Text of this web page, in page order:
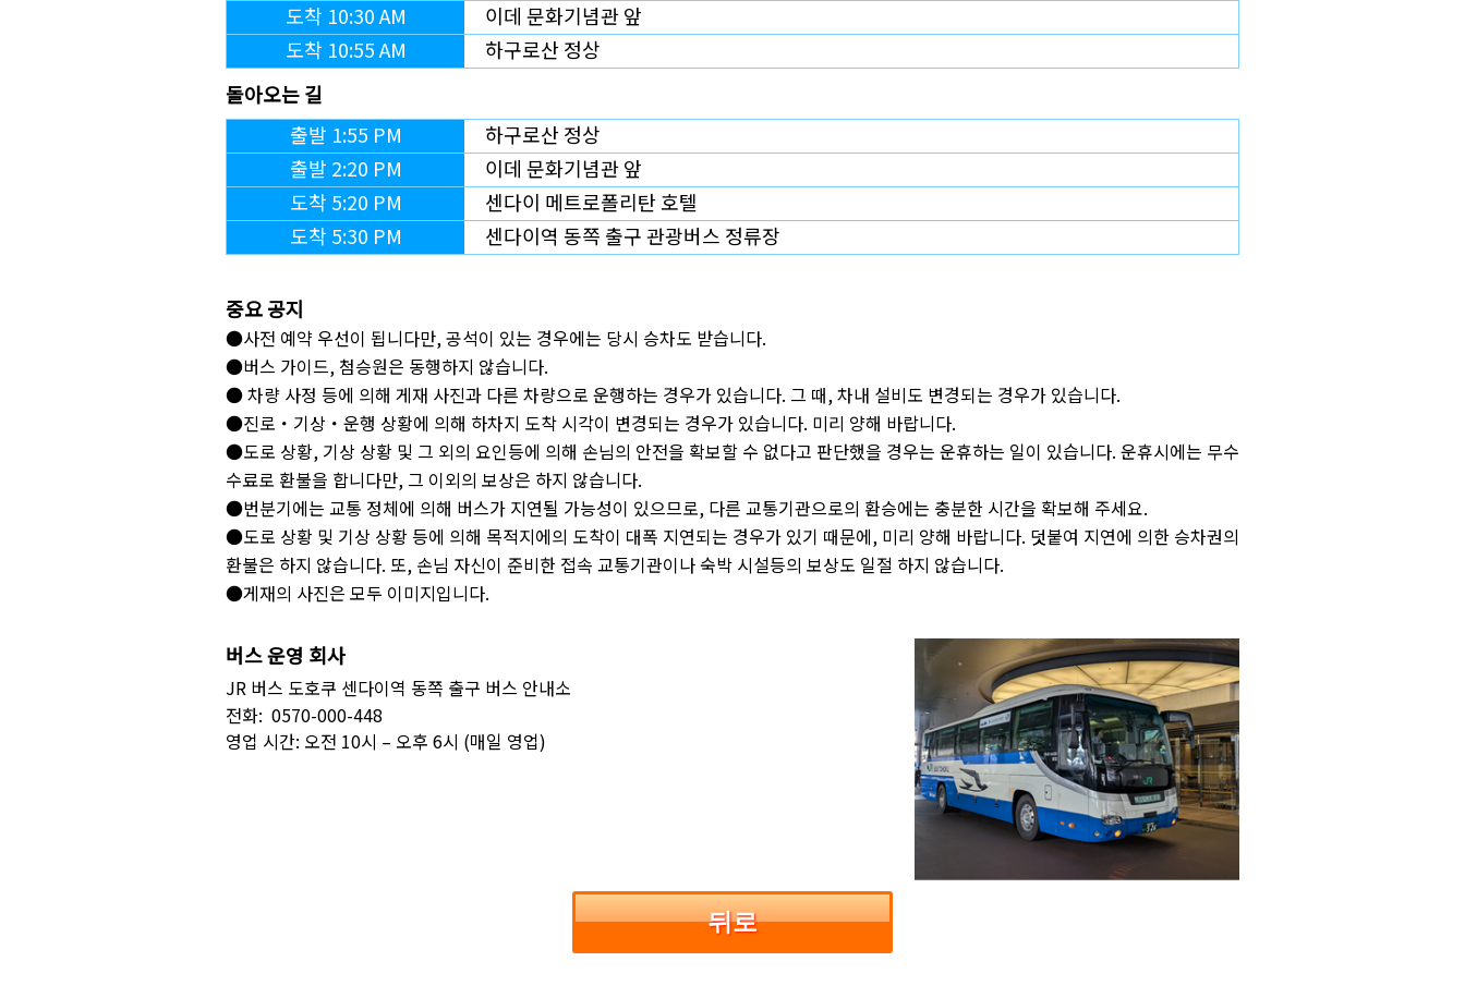
도착 10:30 AM
이데 문화기념관 앞
도착 10:55 AM
하구로산 정상
돌아오는 길
출발 1:55 PM
하구로산 정상
출발 2:20 PM
이데 문화기념관 앞
도착 5:20 PM
센다이 메트로폴리탄 호텔
도착 5:30 PM
센다이역 동쪽 출구 관광버스 정류장
중요 공지
●사전 예약 우선이 됩니다만, 공석이 있는 경우에는 당시 승차도 받습니다.
●버스 가이드, 첨승원은 동행하지 않습니다.
● 차량 사정 등에 의해 게재 사진과 다른 차량으로 운행하는 경우가 있습니다. 그 때, 차내 설비도 변경되는 경우가 있습니다.
●진로・기상・운행 상황에 의해 하차지 도착 시각이 변경되는 경우가 있습니다. 미리 양해 바랍니다.
●도로 상황, 기상 상황 및 그 외의 요인등에 의해 손님의 안전을 확보할 수 없다고 판단했을 경우는 운휴하는 일이 있습니다. 운휴시에는 무수
수료로 환불을 합니다만, 그 이외의 보상은 하지 않습니다.
●번분기에는 교통 정체에 의해 버스가 지연될 가능성이 있으므로, 다른 교통기관으로의 환승에는 충분한 시간을 확보해 주세요.
●도로 상황 및 기상 상황 등에 의해 목적지에의 도착이 대폭 지연되는 경우가 있기 때문에, 미리 양해 바랍니다. 덧붙여 지연에 의한 승차권의
환불은 하지 않습니다. 또, 손님 자신이 준비한 접속 교통기관이나 숙박 시설등의 보상도 일절 하지 않습니다.
●게재의 사진은 모두 이미지입니다.
버스 운영 회사
JR 버스 도호쿠 센다이역 동쪽 출구 버스 안내소
전화: 0570-000-448
영업 시간: 오전 10시 – 오후 6시 (매일 영업)
뒤로